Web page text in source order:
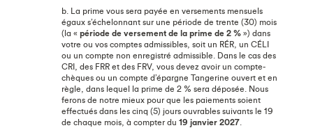
b. La prime vous sera payée en versements mensuels
égaux s’échelonnant sur une période de trente (30) mois
(la « période de versement de la prime de 2 % ») dans
votre ou vos comptes admissibles, soit un RÉR, un CÉLI
ou un compte non enregistré admissible. Dans le cas des
CRI, des FRR et des FRV, vous devez avoir un compte-
chèques ou un compte d’épargne Tangerine ouvert et en
règle, dans lequel la prime de 2 % sera déposée. Nous
ferons de notre mieux pour que les paiements soient
effectués dans les cinq (5) jours ouvrables suivants le 19
de chaque mois, à compter du 19 janvier 2027